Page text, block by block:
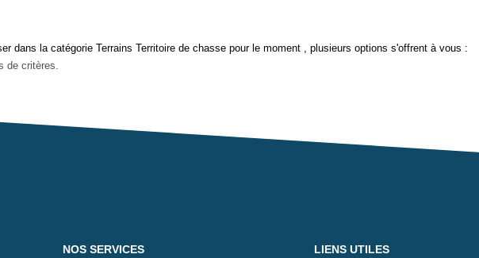
dans la catégorie Terrains Territoire de chasse pour le moment , plusieurs options s'offrent à vous :
de critères.
NOS SERVICES
LIENS UTILES